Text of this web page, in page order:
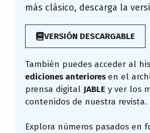
más clásico, descarga la
VERSIÓN DESCARGABLE
También puedes acceder al
ediciones anteriores en el
prensa digital JABLE y ver los
contenidos de nuestra revista.
Explora números pasados en